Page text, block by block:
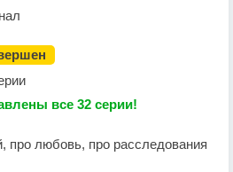
все 32 серии!
про любовь, про расследования